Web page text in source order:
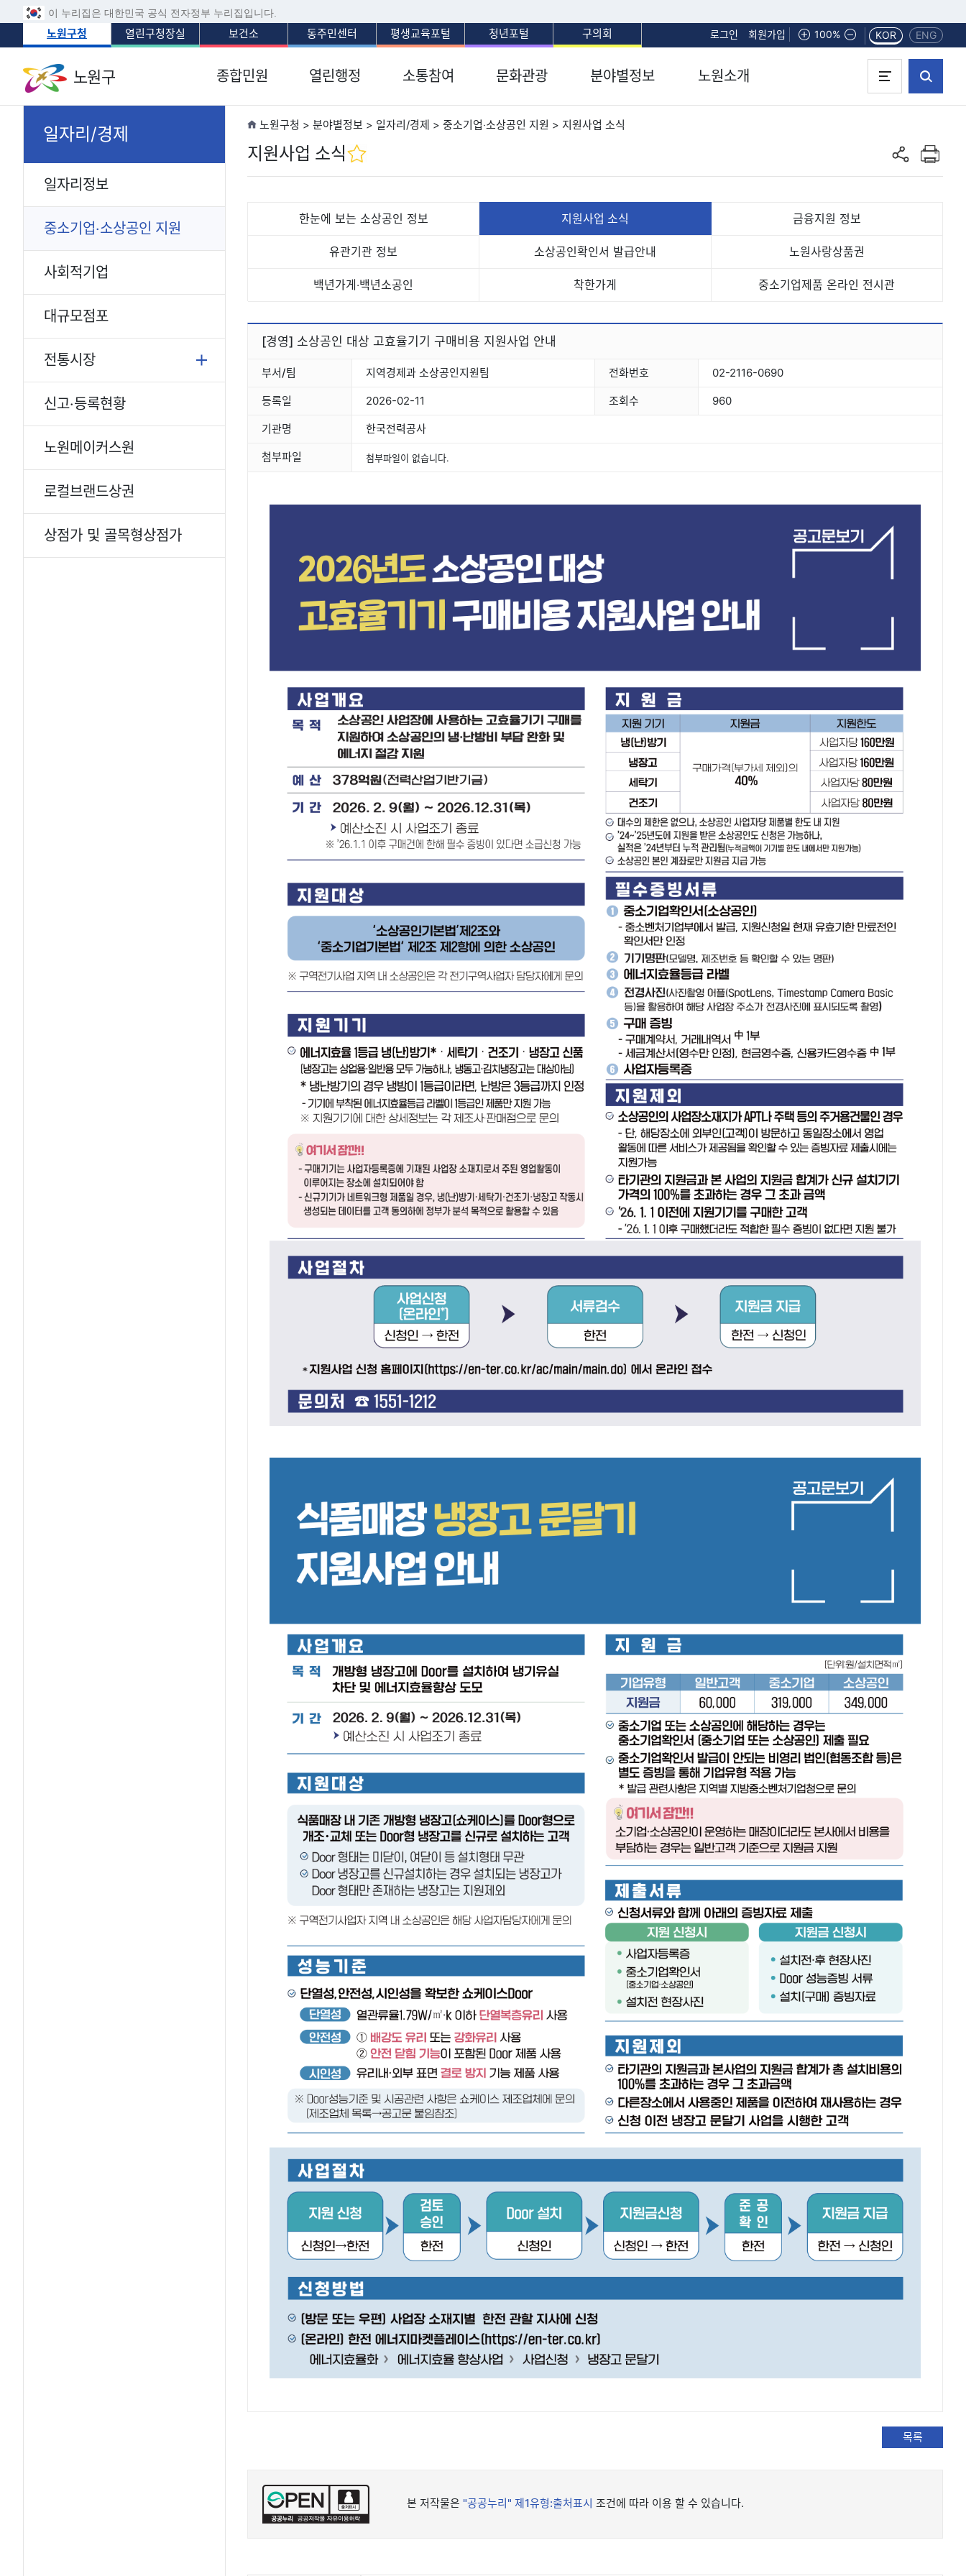
이 누리집은 대한민국 공식 전자정부 누리집입니다.
노원구청 열린구청장실 보건소 동주민센터 평생교육포털 청년포털 구의회 로그인 회원가입 화면확대
100% 화면축소KOR ENG
노원구 종합민원 열린행정 소통참여 문화관광 분야별정보 노원소개
일자리/경제
일자리정보
중소기업‧소상공인 지원
사회적기업
대규모점포
전통시장
신고·등록현황
노원메이커스원
로컬브랜드상권
상점가 및 골목형상점가
노원구청 > 분야별정보 > 일자리/경제 > 중소기업‧소상공인 지원 > 지원사업 소식
지원사업 소식
공유하기
인쇄하기
한눈에 보는 소상공인 정보 지원사업 소식 금융지원 정보
유관기관 정보 소상공인확인서 발급안내 노원사랑상품권
백년가게‧백년소공인 착한가게 중소기업제품 온라인 전시관
[경영] 소상공인 대상 고효율기기 구매비용 지원사업 안내
부서/팀 지역경제과 소상공인지원팀 전화번호 02-2116-0690
등록일 2026-02-11 조회수 960
기관명 한국전력공사
첨부파일 첨부파일이 없습니다.
목록
본 저작물은 "공공누리" 제1유형:출처표시 조건에 따라 이용 할 수 있습니다.